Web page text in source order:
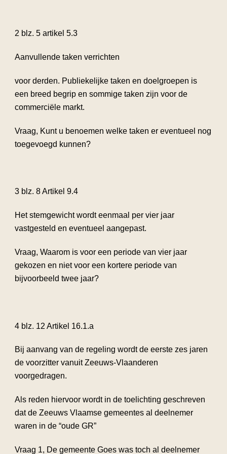
2 blz. 5 artikel 5.3
Aanvullende taken verrichten
voor derden. Publiekelijke taken en doelgroepen is
een breed begrip en sommige taken zijn voor de
commerciële markt.
Vraag, Kunt u benoemen welke taken er eventueel nog
toegevoegd kunnen?
3 blz. 8 Artikel 9.4
Het stemgewicht wordt eenmaal per vier jaar
vastgesteld en eventueel aangepast.
Vraag, Waarom is voor een periode van vier jaar
gekozen en niet voor een kortere periode van
bijvoorbeeld twee jaar?
4 blz. 12 Artikel 16.1.a
Bij aanvang van de regeling wordt de eerste zes jaren
de voorzitter vanuit Zeeuws-Vlaanderen
voorgedragen.
Als reden hiervoor wordt in de toelichting geschreven
dat de Zeeuws Vlaamse gemeentes al deelnemer
waren in de “oude GR”
Vraag 1, De gemeente Goes was toch al deelnemer